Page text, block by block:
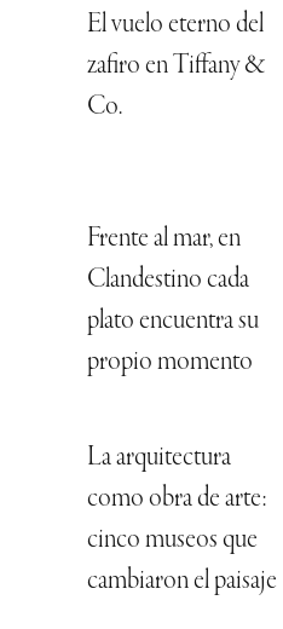
El vuelo eterno del
zafiro en Tiffany &
Co.
Frente al mar, en
Clandestino cada
plato encuentra su
propio momento
La arquitectura
como obra de arte:
cinco museos que
cambiaron el paisaje